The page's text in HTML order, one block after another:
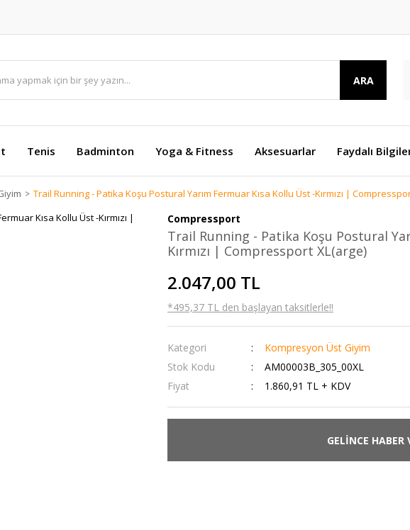
ARA
Tenis Badminton Yoga & Fitness Aksesuarlar Faydalı
Trail Running - Patika Koşu Postural Yarım Fermuar Kısa Kollu Üst -Kırmızı |
Compressport
Trail Running - Patika Koşu Postural
Kırmızı | Compressport XL(arge)
2.047,00 TL
*495,37 TL den başlayan taksitlerle!!
Kategori
Kompresyon Üst Giyim
Stok Kodu
AM00003B_305_00XL
Fiyat
1.860,91 TL + KDV
GELİNCE HABER